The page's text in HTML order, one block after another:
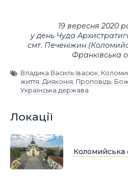
19 вересня 2020
у день Чуда
смт. Печеніжин
Франківська
Владика Василь Івасюк
життя Дияконія Проповідь
Українська держава
Локації
Коломийська